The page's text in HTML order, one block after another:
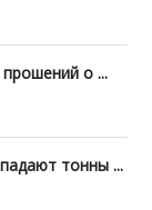
о ...
тонны ...